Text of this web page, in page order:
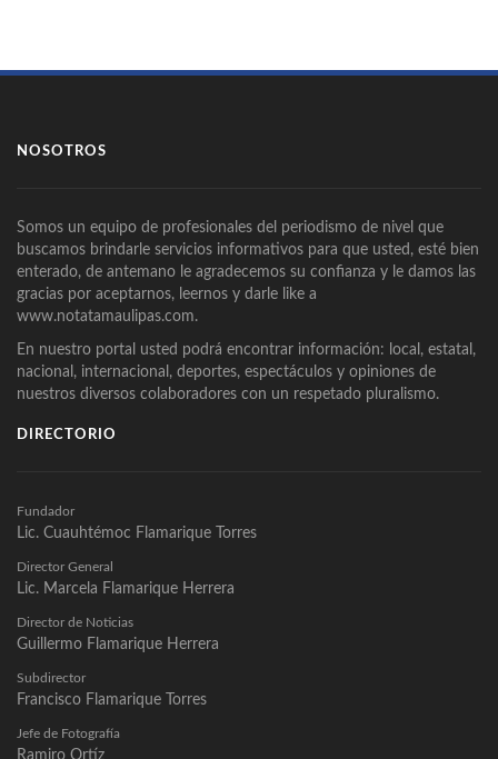
NOSOTROS
Somos un equipo de profesionales del periodismo de nivel que
buscamos brindarle servicios informativos para que usted, esté bien
enterado, de antemano le agradecemos su confianza y le damos las
gracias por aceptarnos, leernos y darle like a
www.notatamaulipas.com.
En nuestro portal usted podrá encontrar información: local, estatal,
nacional, internacional, deportes, espectáculos y opiniones de
nuestros diversos colaboradores con un respetado pluralismo.
DIRECTORIO
Fundador
Lic. Cuauhtémoc Flamarique Torres
Director General
Lic. Marcela Flamarique Herrera
Director de Noticias
Guillermo Flamarique Herrera
Subdirector
Francisco Flamarique Torres
Jefe de Fotografía
Ramiro Ortíz